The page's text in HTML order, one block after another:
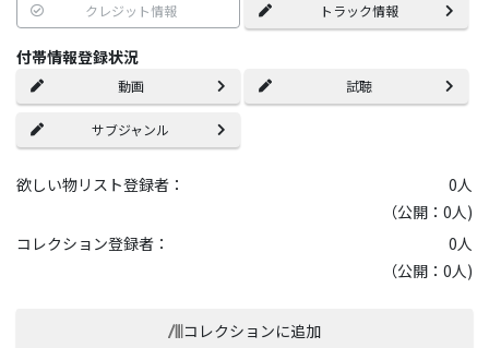
クレジット情報 トラック情報
付帯情報登録状況
動画 試聴
サブジャンル
欲しい物リスト登録者： 0人
（公開：0人)
コレクション登録者：
0人
（公開：0人)
コレクションに追加